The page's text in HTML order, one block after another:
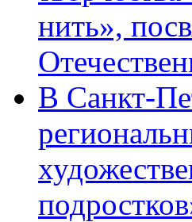
нить»,
В Санкт-